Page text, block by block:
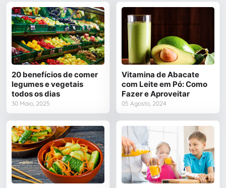
20 benefícios de comer
legumes e vegetais
todos os dias
30 Maio, 2025
Vitamina de Abacate
com Leite em Pó: Como
Fazer e Aproveitar
05 Agosto, 2024